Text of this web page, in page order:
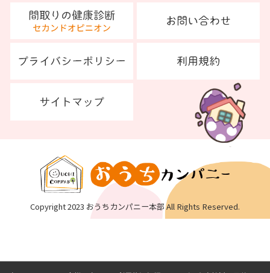
Copyright 2023 おうちカンパニー本部 All Rights Reserved.